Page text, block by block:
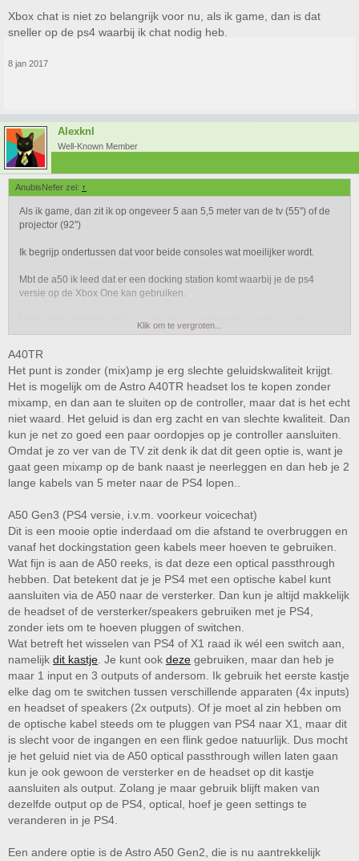
Xbox chat is niet zo belangrijk voor nu, als ik game, dan is dat
sneller op de ps4 waarbij ik chat nodig heb.
8 jan 2017
Alexknl
Well-Known Member
AnubisNefer zei: ↑
Als ik game, dan zit ik op ongeveer 5 aan 5,5 meter van de tv (55'') of de
projector (92'')
Ik begrijp ondertussen dat voor beide consoles wat moeilijker wordt.
Mbt de a50 ik leed dat er een docking station komt waarbij je de ps4
versie op de Xbox One kan gebruiken.
Mbt kabelbullshit, ik wil liever draadloos en/of met een jack aan de
controller aangesloten juist vanwege de afstand.
Tevens wil ik zo min mogelijk kloten met een mixamp en optische kabels
daar ik beide consoles op mijn versterker heb aangesloten en ik meestal
in 5.1 surround (dedicated boxen en sub) game, maar in de avond uren of
als ik nog wakker ben en graag van een film geniet, wil ik wel volle geluid
hebben.
Ik kijk nu soms films met een Sennheiser wireless rs180? Alleen die kan ik
weer niet gebruiken voor online Gaming ivm geen chat.
controller vast zit en het liefst geen tussenkomst van kastjes erbij van de
headset.
A40 TR
Kan die zonder mixamp en alleen met Jack op de ps4 controller worden
aangesloten?
A50 Gen3
Hier neig ik naar, maar moet ik dan mijn ps4 Settings ieder keer wisselen
als ik mijn geluid via mijn versterker wil?
Xbox chat is niet zo belangrijk voor nu, als ik game, dan is dat sneller op
de ps4 waarbij ik chat nodig heb.
Klik om te vergroten...
A40TR
Het punt is zonder (mix)amp je erg slechte geluidskwaliteit krijgt.
Het is mogelijk om de Astro A40TR headset los te kopen zonder
mixamp, en dan aan te sluiten op de controller, maar dat is het echt
niet waard. Het geluid is dan erg zacht en van slechte kwaliteit. Dan
kun je net zo goed een paar oordopjes op je controller aansluiten.
Omdat je zo ver van de TV zit denk ik dat dit geen optie is, want je
gaat geen mixamp op de bank naast je neerleggen en dan heb je 2
lange kabels van 5 meter naar de PS4 lopen..
A50 Gen3 (PS4 versie, i.v.m. voorkeur voicechat)
Dit is een mooie optie inderdaad om die afstand te overbruggen en
vanaf het dockingstation geen kabels meer hoeven te gebruiken.
Wat fijn is aan de A50 reeks, is dat deze een optical passthrough
hebben. Dat betekent dat je je PS4 met een optische kabel kunt
aansluiten via de A50 naar de versterker. Dan kun je altijd makkelijk
de headset of de versterker/speakers gebruiken met je PS4,
zonder iets om te hoeven pluggen of switchen.
Wat betreft het wisselen van PS4 of X1 raad ik wél een switch aan,
namelijk dit kastje . Je kunt ook deze gebruiken, maar dan heb je
maar 1 input en 3 outputs of andersom. Ik gebruik het eerste kastje
elke dag om te switchen tussen verschillende apparaten (4x inputs)
en headset of speakers (2x outputs). Of je moet al zin hebben om
de optische kabel steeds om te pluggen van PS4 naar X1, maar dit
is slecht voor de ingangen en een flink gedoe natuurlijk. Dus mocht
je het geluid niet via de A50 optical passthrough willen laten gaan
kun je ook gewoon de versterker en de headset op dit kastje
aansluiten als output. Zolang je maar gebruik blijft maken van
dezelfde output op de PS4, optical, hoef je geen settings te
veranderen in je PS4.
Een andere optie is de Astro A50 Gen2, die is nu aantrekkelijk